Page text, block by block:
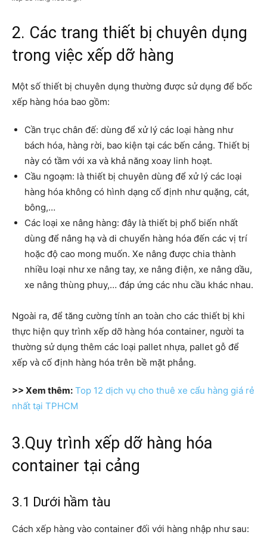
2. Các trang thiết bị chuyên dụng
trong việc xếp dỡ hàng
Một số thiết bị chuyên dụng thường được sử dụng để bốc
xếp hàng hóa bao gồm:
Cần trục chân đế: dùng để xử lý các loại hàng như
bách hóa, hàng rời, bao kiện tại các bến cảng. Thiết bị
này có tầm với xa và khả năng xoay linh hoạt.
Cầu ngoạm: là thiết bị chuyên dùng để xử lý các loại
hàng hóa không có hình dạng cố định như quặng, cát,
bông,…
Các loại xe nâng hàng: đây là thiết bị phổ biến nhất
dùng để nâng hạ và di chuyển hàng hóa đến các vị trí
hoặc độ cao mong muốn. Xe nâng được chia thành
nhiều loại như xe nâng tay, xe nâng điện, xe nâng dầu,
xe nâng thùng phuy,… đáp ứng các nhu cầu khác nhau.
Ngoài ra, để tăng cường tính an toàn cho các thiết bị khi
thực hiện quy trình xếp dỡ hàng hóa container, người ta
thường sử dụng thêm các loại pallet nhựa, pallet gỗ để
xếp và cố định hàng hóa trên bề mặt phẳng.
>> Xem thêm: Top 12 dịch vụ cho thuê xe cẩu hàng giá rẻ
nhất tại TPHCM
3.Quy trình xếp dỡ hàng hóa
container tại cảng
3.1 Dưới hầm tàu
Cách xếp hàng vào container đối với hàng nhập như sau: